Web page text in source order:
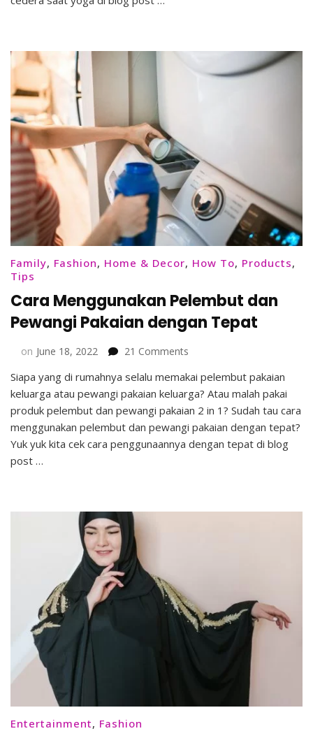
Family, Fashion, Home & Decor, How To, Products,
Tips
Cara Menggunakan Pelembut dan
Pewangi Pakaian dengan Tepat
on June 18, 2022 21 Comments
Menggunakan
Pelembut
dan
Pewangi
Pakaian
dengan
Siapa yang di rumahnya selalu memakai pelembut pakaian
keluarga atau pewangi pakaian keluarga? Atau malah pakai
produk pelembut dan pewangi pakaian 2 in 1? Sudah tau cara
menggunakan pelembut dan pewangi pakaian dengan tepat?
Yuk yuk kita cek cara penggunaannya dengan tepat di blog
post …
Entertainment, Fashion